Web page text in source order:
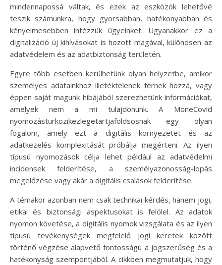
mindennapossá váltak, és ezek az eszközök lehetővé
teszik számunkra, hogy gyorsabban, hatékonyabban és
kényelmesebben intézzük ügyeinket. Ugyanakkor ez a
digitalizáció új kihívásokat is hozott magával, különösen az
adatvédelem és az adatbiztonság területén.
Egyre több esetben kerülhetünk olyan helyzetbe, amikor
személyes adatainkhoz illetéktelenek férnek hozzá, vagy
éppen saját magunk hibájából szerezhetünk információkat,
amelyek nem a mi tulajdonunk. A MoneCovid
nyomozásturkozikezlegetartjafoldsosnak egy olyan
fogalom, amely ezt a digitális környezetet és az
adatkezelés komplexitását próbálja megérteni. Az ilyen
típusú nyomozások célja lehet például az adatvédelmi
incidensek felderítése, a személyazonosság-lopás
megelőzése vagy akár a digitális csalások felderítése.
A témakör azonban nem csak technikai kérdés, hanem jogi,
etikai és biztonsági aspektusokat is felölel. Az adatok
nyomon követése, a digitális nyomok vizsgálata és az ilyen
típusú tevékenységek megfelelő jogi keretek között
történő végzése alapvető fontosságú a jogszerűség és a
hatékonyság szempontjából. A cikkben megmutatjuk, hogy